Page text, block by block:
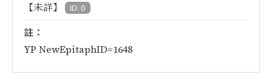
【未詳】 ID: 0
註：
YP NewEpitaphID=1648